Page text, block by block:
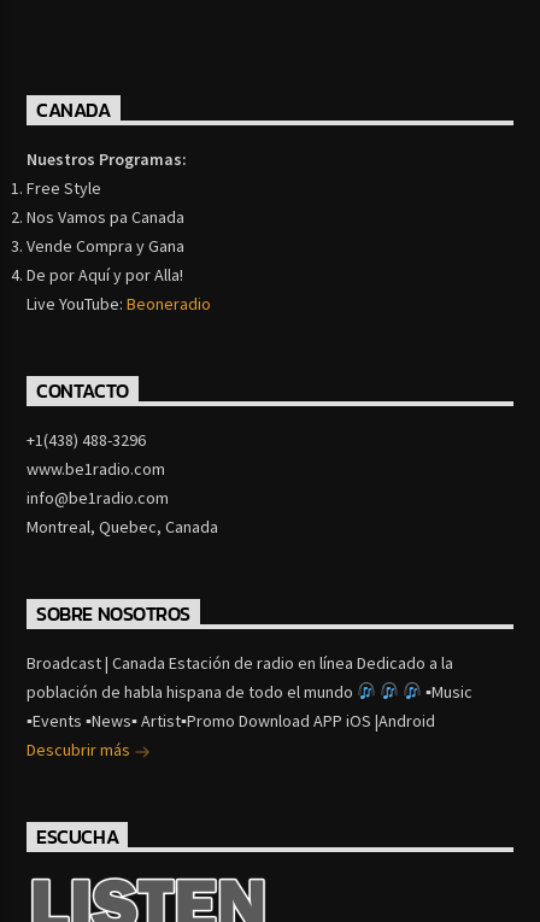
CANADA
Nuestros Programas:
Free Style
Nos Vamos pa Canada
Vende Compra y Gana
De por Aquí y por Alla!
Live YouTube:Beoneradio
CONTACTO
+1(438) 488-3296
www.be1radio.com
info@be1radio.com
Montreal, Quebec, Canada
SOBRE NOSOTROS
Broadcast | Canada Estación de radio en línea Dedicado a la
población de habla hispana de todo el mundo
▪Music
▪Events ▪News▪ Artist▪Promo Download APP iOS |Android
Descubrir más
ESCUCHA